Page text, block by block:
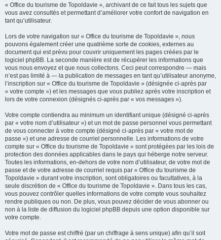
« Office du tourisme de Topoldavie », archivant de ce fait tous les sujets que
vous avez consultés et permettant d’améliorer votre confort de navigation en
tant qu’utilisateur.
Lors de votre navigation sur « Office du tourisme de Topoldavie », nous
pouvons également créer une quatrième sorte de cookies, externes au
document qui est prévu pour couvrir uniquement les pages créées par le
logiciel phpBB. La seconde manière est de récupérer les informations que
vous nous envoyez et que nous collectons. Ceci peut correspondre — mais
n’est pas limité à — la publication de messages en tant qu’utilisateur anonyme,
l’inscription sur « Office du tourisme de Topoldavie » (désignée ci-après par
« votre compte ») et les messages que vous publiez après votre inscription et
lors de votre connexion (désignés ci-après par « vos messages »).
Votre compte contiendra au minimum un identifiant unique (désigné ci-après
par « votre nom d’utilisateur ») et un mot de passe personnel vous permettant
de vous connecter à votre compte (désigné ci-après par « votre mot de
passe ») et une adresse de courriel personnelle. Les informations de votre
compte sur « Office du tourisme de Topoldavie » sont protégées par les lois de
protection des données applicables dans le pays qui héberge notre serveur.
Toutes les informations, en-dehors de votre nom d’utilisateur, de votre mot de
passe et de votre adresse de courriel requis par « Office du tourisme de
Topoldavie » durant votre inscription, sont obligatoires ou facultatives, à la
seule discrétion de « Office du tourisme de Topoldavie ». Dans tous les cas,
vous pouvez contrôler quelles informations de votre compte vous souhaitez
rendre publiques ou non. De plus, vous pouvez décider de vous abonner ou
non à la liste de diffusion du logiciel phpBB depuis une option disponible sur
votre compte.
Votre mot de passe est chiffré (par un chiffrage à sens unique) afin qu’il soit